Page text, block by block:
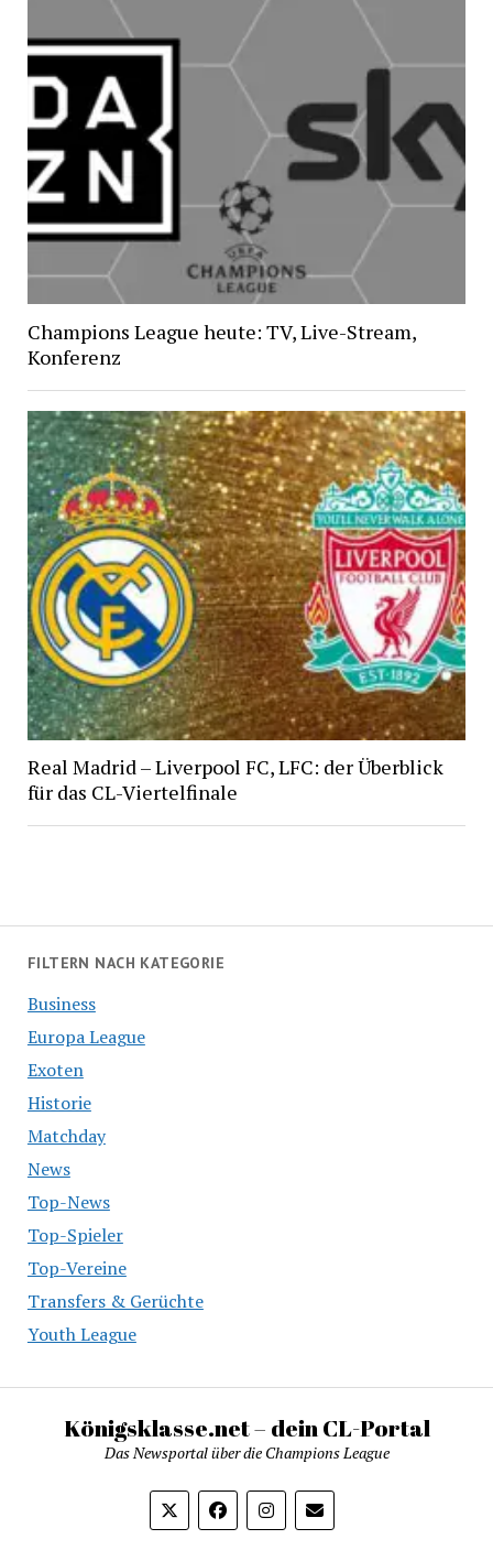
Champions League heute: TV, Live-Stream,
Konferenz
Real Madrid – Liverpool FC, LFC: der Überblick
für das CL-Viertelfinale
FILTERN NACH KATEGORIE
Business
Europa League
Exoten
Historie
Matchday
News
Top-News
Top-Spieler
Top-Vereine
Transfers & Gerüchte
Youth League
Königsklasse.net – dein CL-Portal
Das Newsportal über die Champions League